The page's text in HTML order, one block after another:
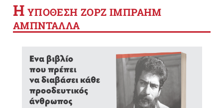
Η YΠΟΘΕΣΗ ΖΟΡΖ ΙΜΠΡΑΗΜ
ΑΜΠΝΤΑΛΛΑ